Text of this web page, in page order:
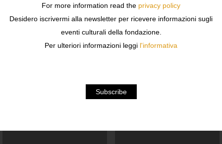
Related products
For more information read the privacy policy
Desidero iscrivermi alla newsletter per ricevere informazioni sugli
eventi culturali della fondazione.
Per ulteriori informazioni leggi l'informativa